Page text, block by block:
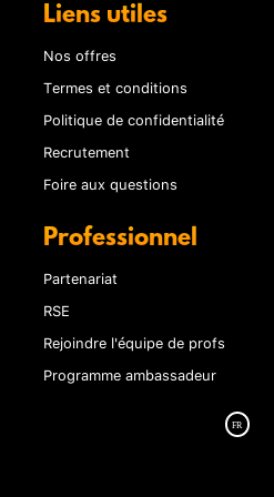
Liens utiles
Nos offres
Termes et conditions
Politique de confidentialité
Recrutement
Foire aux questions
Professionnel
Partenariat
RSE
Rejoindre l'équipe de profs
Programme ambassadeur